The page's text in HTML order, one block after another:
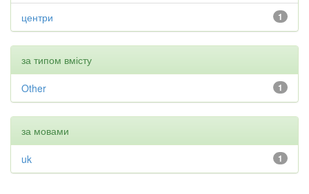
1
центри
за типом вмісту
1
Other
за мовами
1
uk